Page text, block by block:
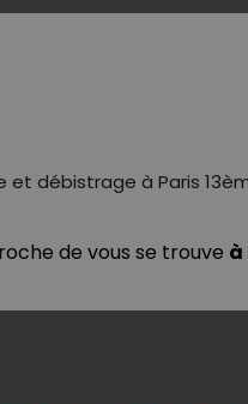
débistrage à Paris
de vous se trouve à